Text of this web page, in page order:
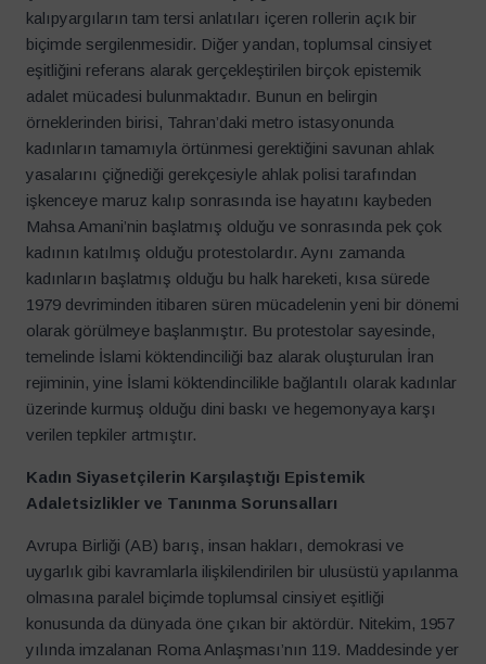
kalıpyargıların tam tersi anlatıları içeren rollerin açık bir
biçimde sergilenmesidir. Diğer yandan, toplumsal cinsiyet
eşitliğini referans alarak gerçekleştirilen birçok epistemik
adalet mücadesi bulunmaktadır. Bunun en belirgin
örneklerinden birisi, Tahran’daki metro istasyonunda
kadınların tamamıyla örtünmesi gerektiğini savunan ahlak
yasalarını çiğnediği gerekçesiyle ahlak polisi tarafından
işkenceye maruz kalıp sonrasında ise hayatını kaybeden
Mahsa Amani’nin başlatmış olduğu ve sonrasında pek çok
kadının katılmış olduğu protestolardır. Aynı zamanda
kadınların başlatmış olduğu bu halk hareketi, kısa sürede
1979 devriminden itibaren süren mücadelenin yeni bir dönemi
olarak görülmeye başlanmıştır. Bu protestolar sayesinde,
temelinde İslami köktendinciliği baz alarak oluşturulan İran
rejiminin, yine İslami köktendincilikle bağlantılı olarak kadınlar
üzerinde kurmuş olduğu dini baskı ve hegemonyaya karşı
verilen tepkiler artmıştır.
Kadın Siyasetçilerin Karşılaştığı Epistemik
Adaletsizlikler ve Tanınma Sorunsalları
Avrupa Birliği (AB) barış, insan hakları, demokrasi ve
uygarlık gibi kavramlarla ilişkilendirilen bir ulusüstü yapılanma
olmasına paralel biçimde toplumsal cinsiyet eşitliği
konusunda da dünyada öne çıkan bir aktördür. Nitekim, 1957
yılında imzalanan Roma Anlaşması’nın 119. Maddesinde yer